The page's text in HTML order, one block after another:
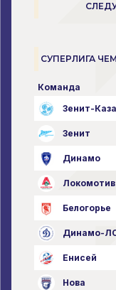
СУПЕРЛИГА
Команда
Зенит-
Зенит
Динамо
Локомотив
Белогорье
Динамо-
Енисей
Нова